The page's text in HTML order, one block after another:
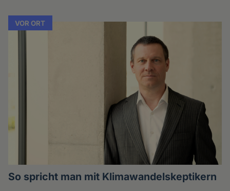
VOR ORT
So spricht man mit Klimawandelskeptikern